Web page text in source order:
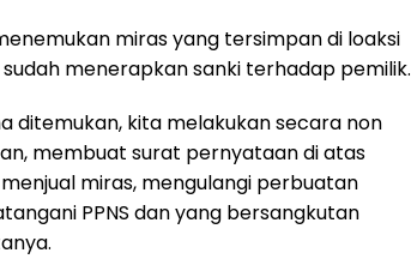
miras yang tersimpan di loaksi
menerapkan sanki terhadap pemilik.
ditemukan, kita melakukan secara non
membuat surat pernyataan di atas
miras, mengulangi perbuatan
PPNS dan yang bersangkutan